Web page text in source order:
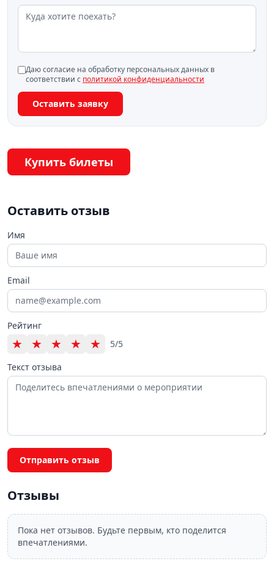
Даю согласие на обработку персональных данных в
соответствии с политикой конфиденциальности
Оставить заявку
Купить билеты
Оставить отзыв
Имя
Email
Рейтинг
★ ★ ★ ★ ★
5/5
Текст отзыва
Отправить отзыв
Отзывы
Пока нет отзывов. Будьте первым, кто поделится
впечатлениями.